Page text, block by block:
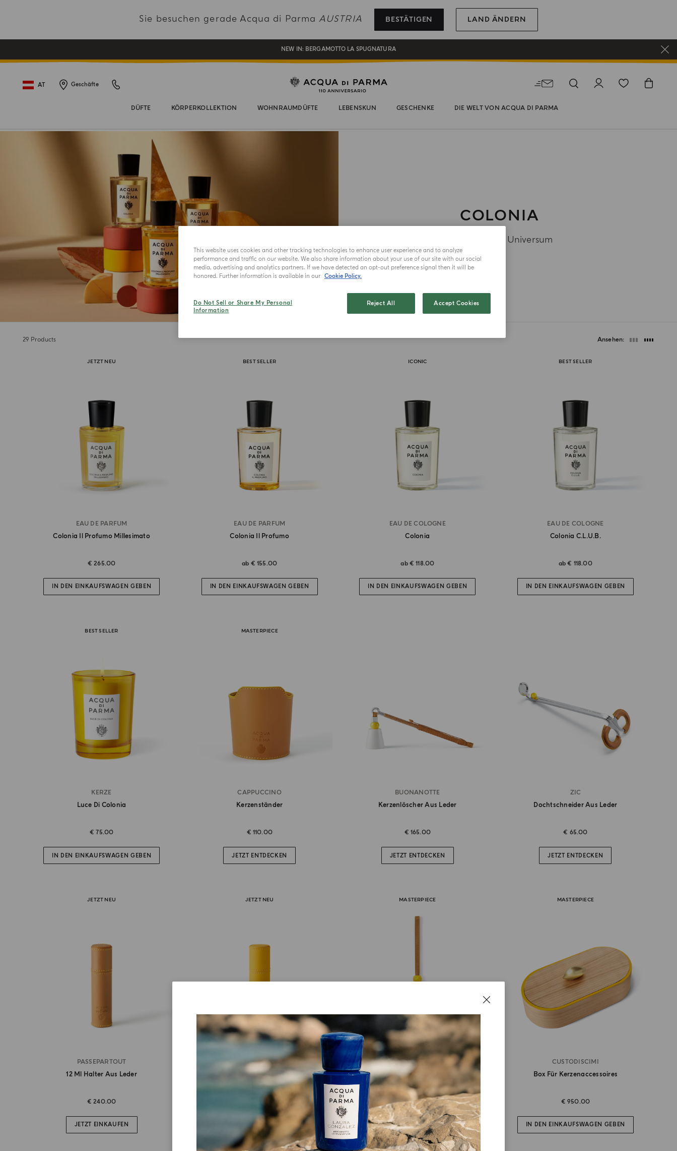
Sie besuchen gerade Acqua di ParmaAUSTRIA BESTÄTIGEN LAND ÄNDERN
REGISTRIEREN SIE SICH UND GENIESSEN SIE EINE WELT VOLLER VORTEILE
EIN GESCHENK FÜR SIE AUF ALLE BESTELLUNGEN ÜBER 180€
NEW IN: BERGAMOTTO LA SPUGNATURA
AT Geschäfte
DÜFTE KÖRPERKOLLEKTION WOHNRAUMDÜFTE LEBENSKUN GESCHENKE DIE WELT VON ACQUA DI PARMA
COLONIA
Ein ikonisches Universum
29 Products Ansehen
JETZT NEU
EAU DE PARFUM
Colonia Il Profumo Millesimato
€ 265.00
IN DEN EINKAUFSWAGEN GEBEN
BEST SELLER
EAU DE PARFUM
Colonia Il Profumo
ab € 155.00
IN DEN EINKAUFSWAGEN GEBEN
ICONIC
EAU DE COLOGNE
Colonia
ab € 118.00
IN DEN EINKAUFSWAGEN GEBEN
BEST SELLER
EAU DE COLOGNE
Colonia C.l.u.b.
ab€ 118.00
IN DEN EINKAUFSWAGEN GEBEN
BEST SELLER
KERZE
Luce Di Colonia
€ 75.00
IN DEN EINKAUFSWAGEN GEBEN
MASTERPIECE
CAPPUCCINO
Kerzenständer
€ 110.00
JETZT ENTDECKEN
BUONANOTTE
Kerzenlöscher Aus Leder
€ 165.00
JETZT ENTDECKEN
ZIC
Dochtschneider Aus Leder
€ 65.00
JETZT ENTDECKEN
JETZT NEU
PASSEPARTOUT
12 Ml Halter Aus Leder
€ 240.00
JETZT EINKAUFEN
JETZT NEU
PASSEPARTOUT
12 Ml Halter Aus Leder
€ 240.00
JETZT ENTDECKEN
MASTERPIECE
VIA CON ME
Anhänger Aus Keramik Und Leder
€ 110.00
JETZT ENTDECKEN
MASTERPIECE
CUSTODISCIMI
Box Für Kerzenaccessoires
€ 950.00
IN DEN EINKAUFSWAGEN GEBEN
This website uses cookies and other tracking technologies to enhance user experience and to analyze
performance and traffic on our website. We also share information about your use of our site with our social
media, advertising and analytics partners. If we have detected an opt-out preference signal then it will be
honored. Further information is available in our Cookie Policy.
Do Not Sell or Share My Personal
Information
Reject All Accept Cookies